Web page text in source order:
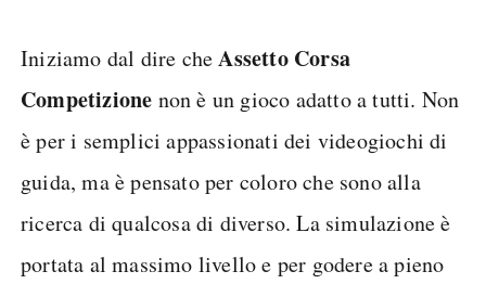
Iniziamo dal dire cheAssetto Corsa
Competizione non è un gioco adatto a tutti. Non
è per i semplici appassionati dei videogiochi di
guida, ma è pensato per coloro che sono alla
ricerca di qualcosa di diverso. La simulazione è
portata al massimo livello e per godere a pieno